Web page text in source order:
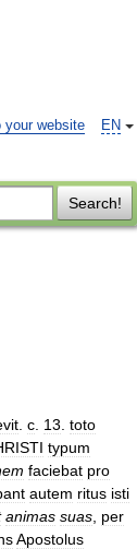
EN
your website
Search!
c 13 toto
typum
faciebat pro
autem ritus isti
animas suas per
Apostolus